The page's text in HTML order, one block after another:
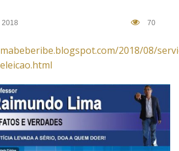
2018 70
2018/08/